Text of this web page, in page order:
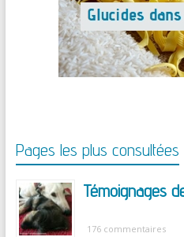
Pages les plus consultées
Témoignages
176 commentaires